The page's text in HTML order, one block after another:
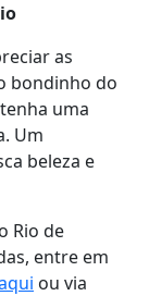
as
bondinho do
uma
Um
beleza e
Rio de
entre em
ou via